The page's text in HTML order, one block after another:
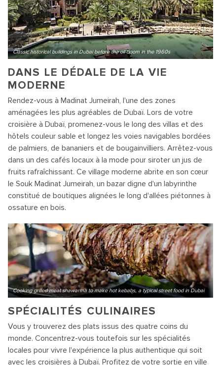
Classic historical buildings in Dubai before the oil boom in the 1960s
DANS LE DÉDALE DE LA VIE
MODERNE
Rendez-vous à Madinat Jumeirah, l'une des zones
aménagées les plus agréables de Dubaï. Lors de votre
croisière à Dubaï, promenez-vous le long des villas et des
hôtels couleur sable et longez les voies navigables bordées
de palmiers, de bananiers et de bougainvilliers. Arrêtez-vous
dans un des cafés locaux à la mode pour siroter un jus de
fruits rafraîchissant. Ce village moderne abrite en son cœur
le Souk Madinat Jumeirah, un bazar digne d'un labyrinthe
constitué de boutiques alignées le long d'allées piétonnes à
ossature en bois.
Cooking grilled meat shawarma to make hot kebabs, a typical street food in Dubai
SPÉCIALITÉS CULINAIRES
Vous y trouverez des plats issus des quatre coins du
monde. Concentrez-vous toutefois sur les spécialités
locales pour vivre l'expérience la plus authentique qui soit
avec les croisières à Dubaï. Profitez de votre sortie en ville